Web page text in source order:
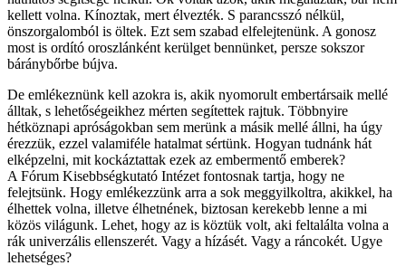
kellett volna. Kínoztak, mert élvezték. S parancsszó nélkül,
önszorgalomból is öltek. Ezt sem szabad elfelejtenünk. A gonosz
most is ordító oroszlánként kerülget bennünket, persze sokszor
báránybőrbe bújva.
De emlékeznünk kell azokra is, akik nyomorult embertársaik mellé
álltak, s lehetőségeikhez mérten segítettek rajtuk. Többnyire
hétköznapi apróságokban sem merünk a másik mellé állni, ha úgy
érezzük, ezzel valamiféle hatalmat sértünk. Hogyan tudnánk hát
elképzelni, mit kockáztattak ezek az embermentő emberek?
A Fórum Kisebbségkutató Intézet fontosnak tartja, hogy ne
felejtsünk. Hogy emlékezzünk arra a sok meggyilkoltra, akikkel, ha
élhettek volna, illetve élhetnének, biztosan kerekebb lenne a mi
közös világunk. Lehet, hogy az is köztük volt, aki feltalálta volna a
rák univerzális ellenszerét. Vagy a hízásét. Vagy a ráncokét. Ugye
lehetséges?